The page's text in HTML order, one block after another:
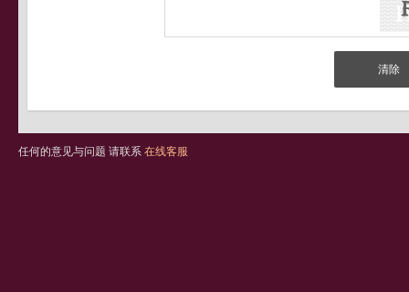
任何的意见与问题 请联系 在线客服